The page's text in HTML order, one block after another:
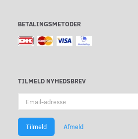
BETALINGSMETODER
TILMELD NYHEDSBREV
adresse
Tilmeld Afmeld